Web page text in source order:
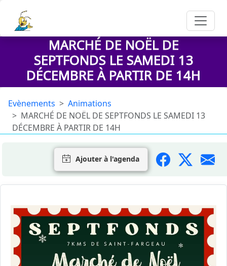
MARCHÉ DE NOËL DE
SEPTFONDS LE SAMEDI 13
DÉCEMBRE À PARTIR DE 14H
Evènements
Animations
MARCHÉ DE NOËL DE SEPTFONDS LE SAMEDI 13
DÉCEMBRE À PARTIR DE 14H
Ajouter à l'agenda